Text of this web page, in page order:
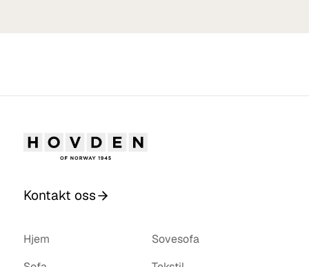
Kontakt oss
Hjem
Sovesofa